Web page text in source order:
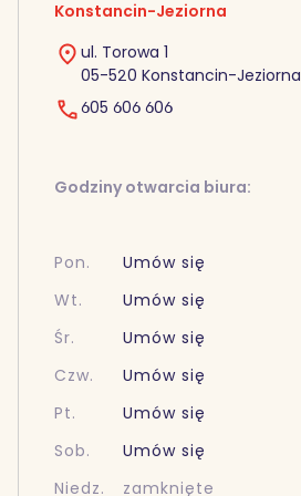
Konstancin-Jeziorna
ul. Torowa 1
05-520 Konstancin-Jeziorna
605 606 606
Godziny otwarcia biura:
Pon.
Umów się
Wt.
Umów się
Śr.
Umów się
Czw.
Umów się
Pt.
Umów się
Sob.
Umów się
Niedz.
zamknięte